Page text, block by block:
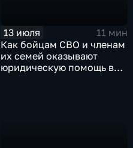
13 июля
11 мин
Как бойцам СВО и членам
их семей оказывают
юридическую помощь в